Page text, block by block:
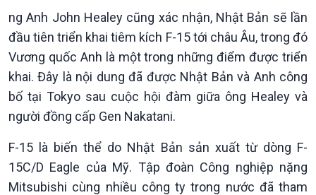
Xã hội
Tin Đời sống & Xã hội
360 độ Sức khỏe
Tài nguyên và Môi trường
Chuyên gia của bạn
Xã hội chuyển động
Khoa học & Công nghệ
Tin Khoa học & Công nghệ
Kết nối công nghệ
khí hậu
ng Anh John Healey cũng xác nhận, Nhật Bản sẽ lần
đầu tiên triển khai tiêm kích F-15 tới châu Âu, trong đó
Vương quốc Anh là một trong những điểm được triển
khai. Đây là nội dung đã được Nhật Bản và Anh công
bố tại Tokyo sau cuộc hội đàm giữa ông Healey và
người đồng cấp Gen Nakatani.
F-15 là biến thể do Nhật Bản sản xuất từ dòng F-
15C/D Eagle của Mỹ. Tập đoàn Công nghiệp nặng
Mitsubishi cùng nhiều công ty trong nước đã tham